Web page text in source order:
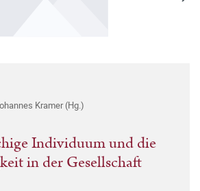
Kramer (Hg.)
Individuum und die
in der Gesellschaft